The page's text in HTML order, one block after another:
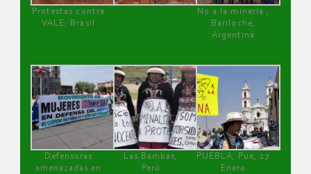
Protestas contra
VALE, Brasil
No a la minería ,
Bariloche,
Argentina
Defensoras
amenazadas en
Las Bambas,
Perú
PUEBLA, Pue, 27
Enero